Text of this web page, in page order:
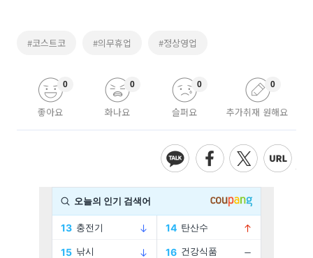
#코스트코 #의무휴업 #정상영업
좋아요
0
화나요
0
슬퍼요
0
추가취재 원해요
0